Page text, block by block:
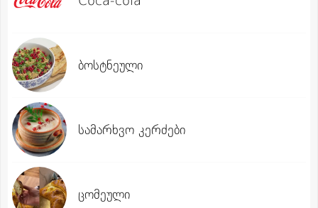
ბოსტნეული
სამარხვო კერძები
ცომეული